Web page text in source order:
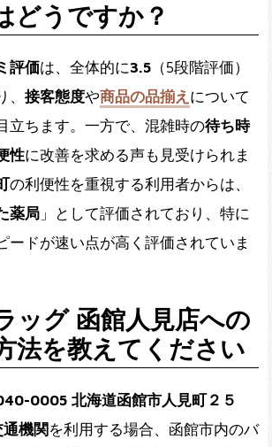
どうですか？
評価は、全体的に3.5 （5段階評価）
接客態度や商品の品揃え について
立ちます。一方で、混雑時の待ち時
性に改善を求める声も見受けられま
の利便性を重視する利用者からは、
薬局 」として評価されており、特に
ードが速い点が高く評価されていま
ッグ 函館人見店への
法を教えてください
0005 北海道函館市人見町２５
機関を利用する場合、函館市内のバ